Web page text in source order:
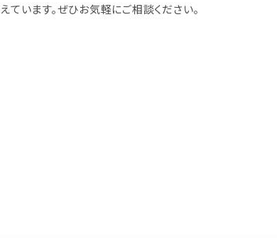
えています。ぜひお気軽にご相談ください。